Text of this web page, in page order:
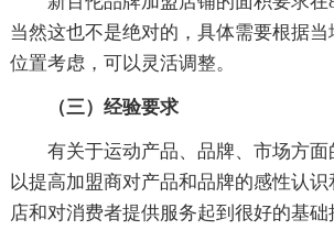
当然这也不是绝对的，具体需要根据
位置考虑，可以灵活调整。
（三）经验要求
有关于运动产品、品牌、市场方
以提高加盟商对产品和品牌的感性认
店和对消费者提供服务起到很好的基础